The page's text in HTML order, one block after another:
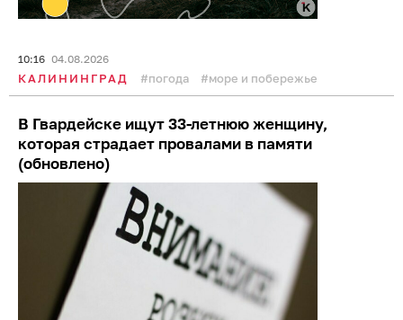
10:16 04.08.2026
КАЛИНИНГРАД погода море и побережье
В Гвардейске ищут 33-летнюю женщину,
которая страдает провалами в памяти
(обновлено)